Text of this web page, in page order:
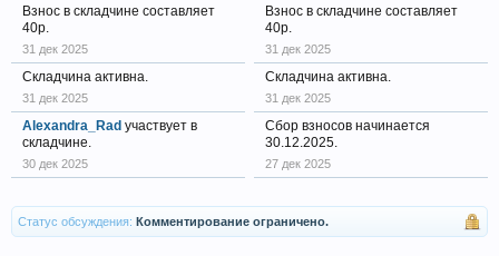
Взнос в складчине составляет
40р.
31 дек 2025
Складчина активна.
31 дек 2025
Alexandra_Rad участвует в
складчине.
30 дек 2025
Взнос в складчине составляет
40р.
31 дек 2025
Складчина активна.
31 дек 2025
Сбор взносов начинается
30.12.2025.
27 дек 2025
Статус обсуждения: Комментирование ограничено.